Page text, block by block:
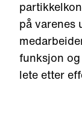
på varenes
funksjon
lete etter